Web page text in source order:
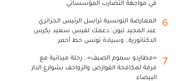
في مواجهة التضارب المؤسساتي
6
المعارضة التونسية تراسل الرئيس الجزائري
عبد المجيد تبون: دعمك لقيس سعيد يكرس
الدكتاتورية.. وسيادة تونس خط أحمر
7
«مطارِدو سموم الصيف».. رحلة ميدانية مع
فرقة لمكافحة القوارض والزواحف بشوارع الدار
البيضاء